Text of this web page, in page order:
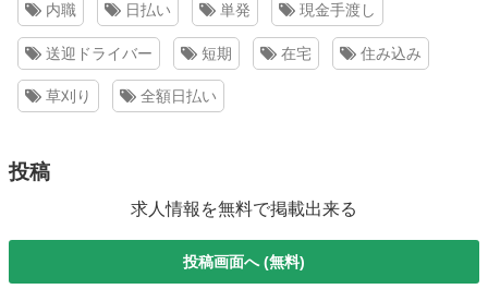
内職 日払い 単発 現金手渡し
送迎ドライバー 短期 在宅 住み込み
草刈り 全額日払い
投稿
求人情報を無料で掲載出来る
投稿画面へ (無料)